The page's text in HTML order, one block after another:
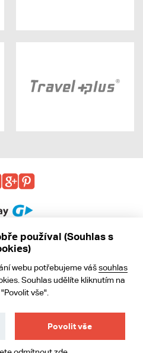
podmínky
údajů
používal (Souhlas s
webu potřebujeme vášsouhlas
Souhlas udělíte kliknutím na
vše".
Povolit vše